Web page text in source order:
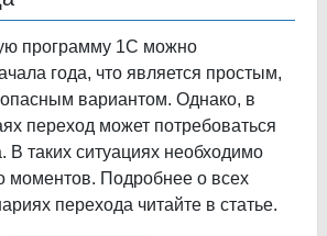
программу 1С можно
года, что является простым,
вариантом. Однако, в
переход может потребоваться
В таких ситуациях необходимо
моментов. Подробнее о всех
перехода читайте в статье.